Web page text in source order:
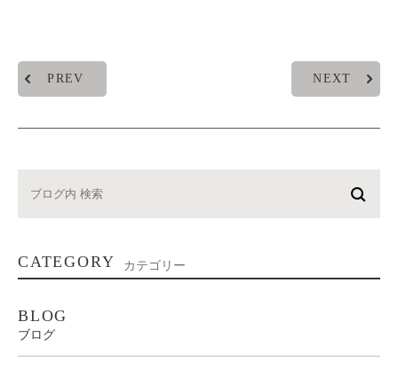
PREV NEXT
CATEGORY カテゴリー
BLOG
ブログ